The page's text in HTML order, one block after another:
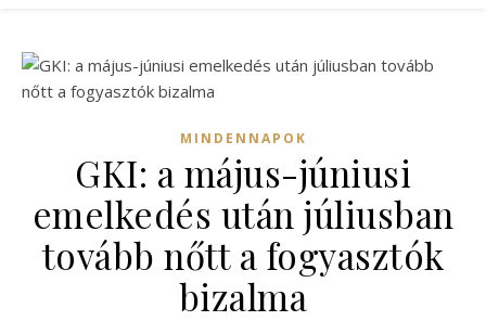
MINDENNAPOK
GKI: a május-júniusi
emelkedés után júliusban
tovább nőtt a fogyasztók
bizalma